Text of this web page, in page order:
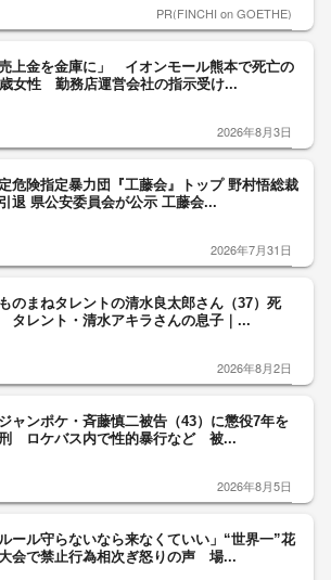
PR(FINCHI on GOETHE)
売上金を金庫に」 イオンモール熊本で死亡の
女性 勤務店運営会社の指示受け...
2026年8月3日
危険指定暴力団『工藤会』トップ 野村悟総裁
退 県公安委員会が公示 工藤会...
2026年7月31日
のまねタレントの清水良太郎さん（37）死
レント・清水アキラさんの息子｜...
2026年8月2日
ャンポケ・斉藤慎二被告（43）に懲役7年を
ロケバス内で性的暴行など 被...
2026年8月5日
ルール守らないなら来なくていい」“世界一”花
会で禁止行為相次ぎ怒りの声 場...